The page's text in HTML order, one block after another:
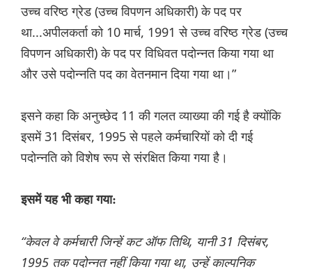
उच्च वरिष्ठ ग्रेड (उच्च विपणन अधिकारी) के पद पर
था...अपीलकर्ता को 10 मार्च, 1991 से उच्च वरिष्ठ ग्रेड (उच्च
विपणन अधिकारी) के पद पर विधिवत पदोन्नत किया गया था
और उसे पदोन्नति पद का वेतनमान दिया गया था।”
इसने कहा कि अनुच्छेद 11 की गलत व्याख्या की गई है क्योंकि
इसमें 31 दिसंबर, 1995 से पहले कर्मचारियों को दी गई
पदोन्नति को विशेष रूप से संरक्षित किया गया है।
इसमें यह भी कहा गया:
“केवल वे कर्मचारी जिन्हें कट ऑफ तिथि, यानी 31 दिसंबर,
1995 तक पदोन्नत नहीं किया गया था, उन्हें काल्पनिक